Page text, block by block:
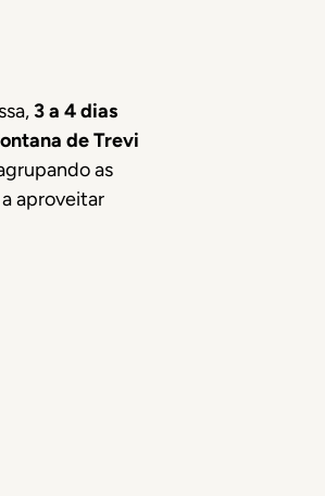
3 a 4 dias
de Trevi
as
aproveitar